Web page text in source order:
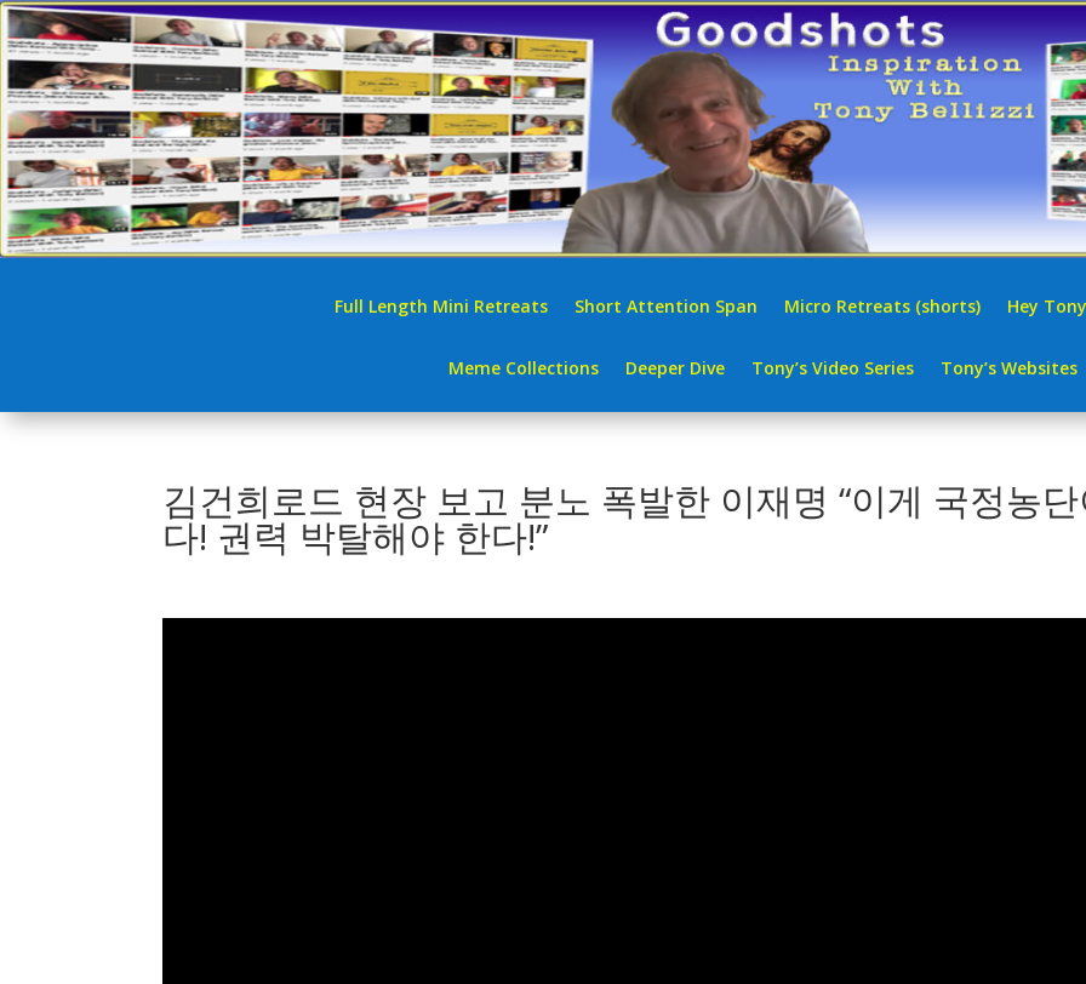
Full Length Mini Retreats Short Attention Span Micro Retreats (shorts) Hey
Meme Collections Deeper Dive Tony’s Video Series Tony’s Websites
김건희로드 현장 보고 분노 폭발한 이재명 “이게 국정농
다! 권력 박탈해야 한다!”